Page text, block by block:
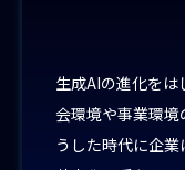
生成AIの進化を
会環境や事業環境
うした時代に企